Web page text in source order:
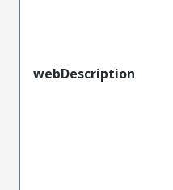
webDescription